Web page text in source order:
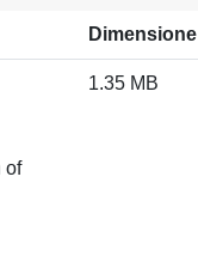
Dimensione
of
1.35 MB